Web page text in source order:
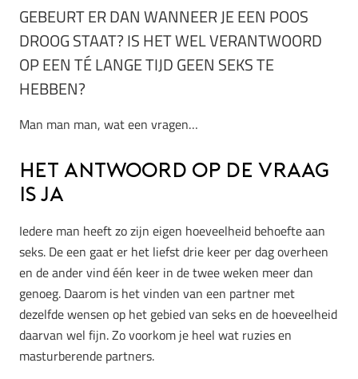
GEBEURT ER DAN WANNEER JE EEN POOS
DROOG STAAT? IS HET WEL VERANTWOORD
OP EEN TÉ LANGE TIJD GEEN SEKS TE
HEBBEN?
Man man man, wat een vragen…
Het antwoord op de vraag
is ja
Iedere man heeft zo zijn eigen hoeveelheid behoefte aan
seks. De een gaat er het liefst drie keer per dag overheen
en de ander vind één keer in de twee weken meer dan
genoeg. Daarom is het vinden van een partner met
dezelfde wensen op het gebied van seks en de hoeveelheid
daarvan wel fijn. Zo voorkom je heel wat ruzies en
masturberende partners.